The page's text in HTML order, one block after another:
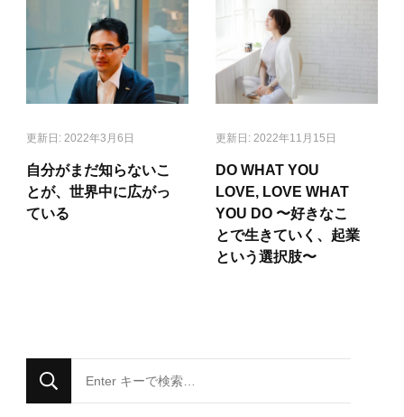
更新日: 2022年3月6日
自分がまだ知らないこ
とが、世界中に広がっ
ている
更新日: 2022年11月15日
DO WHAT YOU
LOVE, LOVE WHAT
YOU DO 〜好きなこ
とで生きていく、起業
という選択肢〜
に